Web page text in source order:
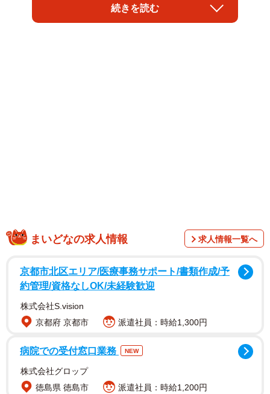
コロナで渡航延期 軽い気持ちでオンライン留学
神戸市外国語大4年でロシア語を専攻する女子大生（22）。
続きを読む
まいどなの求人情報 求人情報一覧へ
京都市北区エリア/医療事務サポート/書類作成/予
約管理/資格なしOK/未経験歓迎
株式会社S.vision
京都府 京都市
派遣社員：時給1,300円
病院での受付窓口業務 NEW
株式会社グロップ
徳島県 徳島市
派遣社員：時給1,200円